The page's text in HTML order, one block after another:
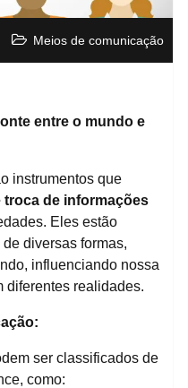
Meios de comunicação
entre o mundo e
instrumentos que
troca de informações
Eles estão
diversas formas,
influenciando nossa
diferentes realidades.
ser classificados de
como: